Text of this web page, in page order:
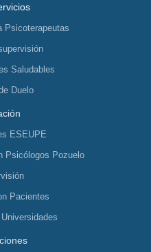
Psicoterapeutas
Saludables
Duelo
ESEUPE
Psicólogos Pozuelo
Pacientes